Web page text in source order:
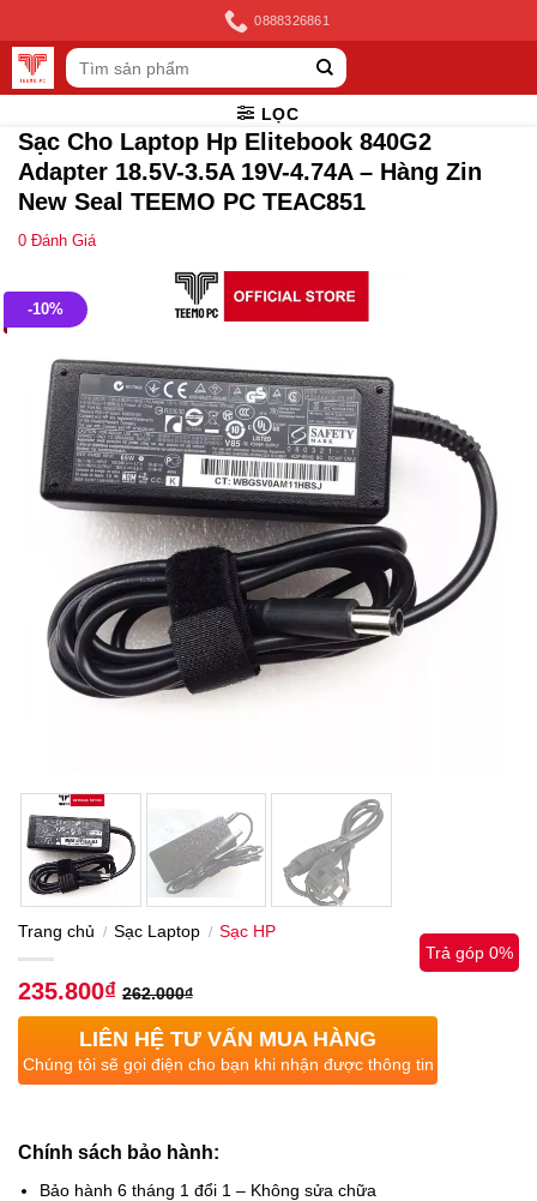
to
content
0888326861
Tìm
kiếm:
LỌC
Sạc Cho Laptop Hp Elitebook 840G2
Adapter 18.5V-3.5A 19V-4.74A – Hàng Zin
New Seal TEEMO PC TEAC851
0 Đánh Giá
-10%
Trang chủ / Sạc Laptop / Sạc HP
235.800₫ 262.000₫
Trả góp 0%
LIÊN HỆ TƯ VẤN MUA HÀNG
Chúng tôi sẽ gọi điện cho bạn khi nhận được thông tin
Chính sách bảo hành:
Bảo hành 6 tháng 1 đổi 1 – Không sửa chữa